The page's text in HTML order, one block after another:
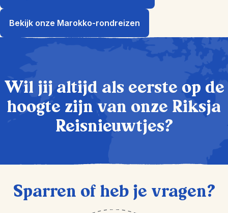
Bekijk onze Marokko-rondreizen
Wil jij altijd als eerste op de
hoogte zijn van onze Riksja
Reisnieuwtjes?
Sparren of heb je vragen?